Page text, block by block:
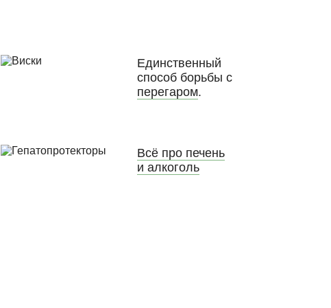
Единственный
способ борьбы с
перегаром.
Всё про печень
и алкоголь